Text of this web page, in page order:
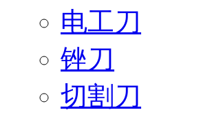
电工刀
锉刀
切割刀